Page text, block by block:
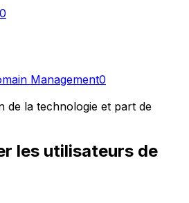
0
Management0
de la technologie et part de
les utilisateurs de